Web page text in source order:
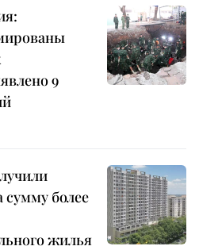
9
более
жилья